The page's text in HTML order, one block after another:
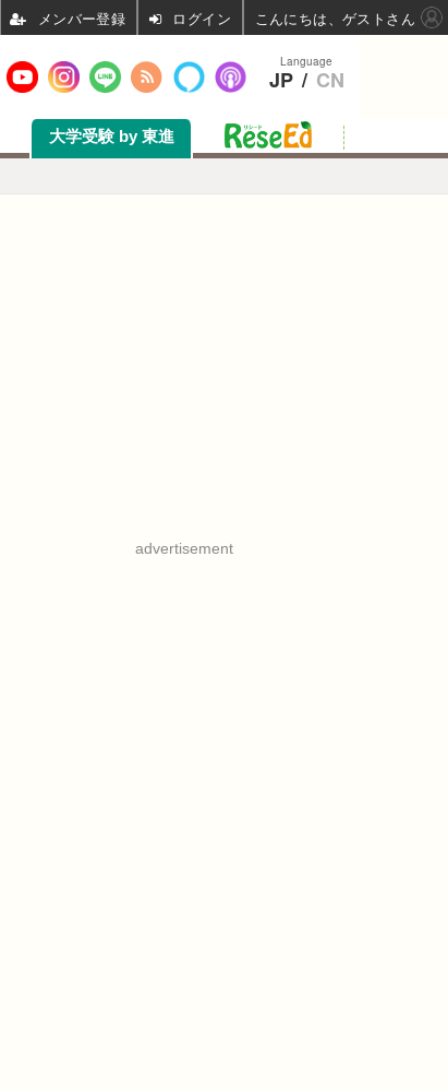
大学受験 by 東進
advertisement
Language
JP / CN
ログイン こんにちは、ゲストさん